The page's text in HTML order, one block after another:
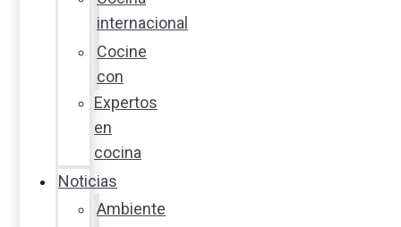
internacional
Cocine
con
Expertos
en
cocina
Noticias
Ambiente